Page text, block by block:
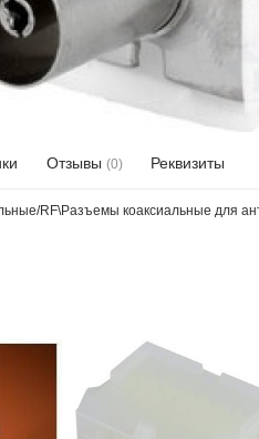
Отзывы (0) Реквизиты
RF\Разъeмы коаксиальные для